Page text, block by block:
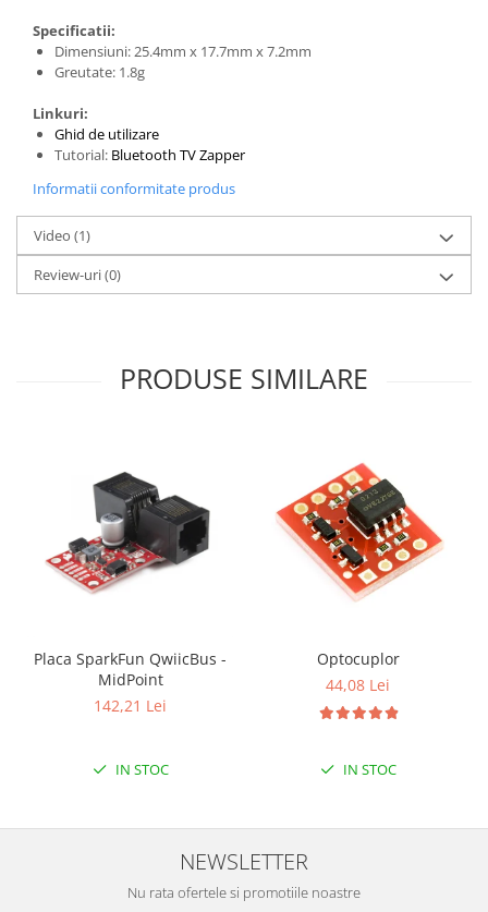
Specificatii:
Dimensiuni: 25.4mm x 17.7mm x 7.2mm
Greutate: 1.8g
Linkuri:
Ghid de utilizare
Tutorial: Bluetooth TV Zapper
Informatii conformitate produs
Video (1)
Review-uri(0)
PRODUSE SIMILARE
Placa SparkFun QwiicBus -
MidPoint
142,21 Lei
IN STOC
Optocuplor
44,08 Lei
IN STOC
NEWSLETTER
Nu rata ofertele si promotiile noastre